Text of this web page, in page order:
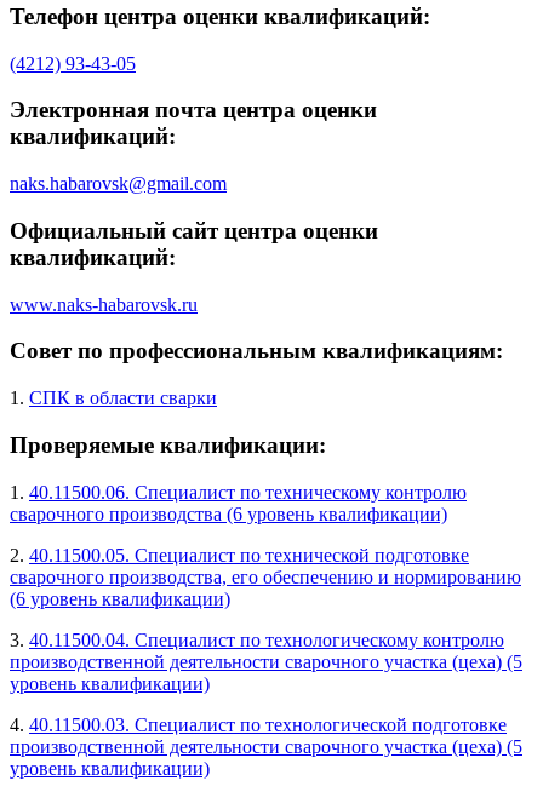
Телефон центра оценки квалификаций:
(4212) 93-43-05
Электронная почта центра оценки
квалификаций:
naks.habarovsk@gmail.com
Официальный сайт центра оценки
квалификаций:
www.naks-habarovsk.ru
Совет по профессиональным квалификациям:
1. СПК в области сварки
Проверяемые квалификации:
1. 40.11500.06. Специалист по техническому контролю
сварочного производства (6 уровень квалификации)
2. 40.11500.05. Специалист по технической подготовке
сварочного производства, его обеспечению и нормированию
(6 уровень квалификации)
3. 40.11500.04. Специалист по технологическому контролю
производственной деятельности сварочного участка (цеха) (5
уровень квалификации)
4. 40.11500.03. Специалист по технологической подготовке
производственной деятельности сварочного участка (цеха) (5
уровень квалификации)